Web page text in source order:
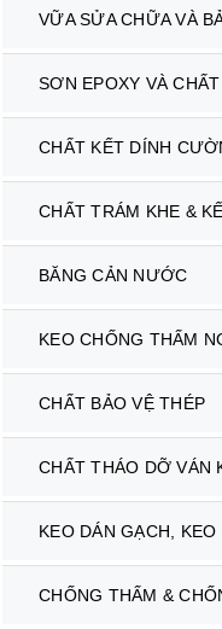
VỮA SỬA CHỮA VÀ
SƠN EPOXY VÀ
CHẤT KẾT DÍNH
CHẤT TRÁM KHE &
BĂNG CẢN NƯỚC
KEO CHỐNG THẤM
CHẤT BẢO VỆ THÉP
CHẤT THÁO DỠ VÁN
KEO DÁN GẠCH,
CHỐNG THẤM &